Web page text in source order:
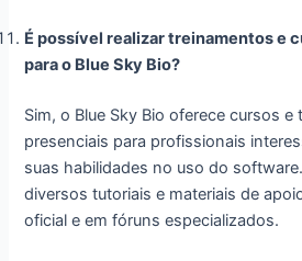
É possível realizar treinamentos e
para o Blue Sky Bio?
Sim, o Blue Sky Bio oferece cursos
presenciais para profissionais
suas habilidades no uso do
diversos tutoriais e materiais de
oficial e em fóruns especializados.